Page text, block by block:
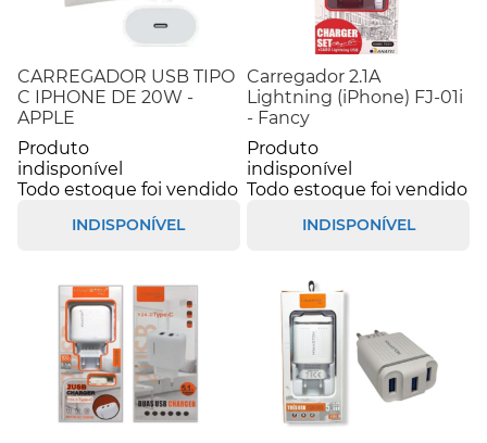
CARREGADOR USB TIPO
C IPHONE DE 20W -
APPLE
Produto
indisponível
Todo estoque foi vendido
INDISPONÍVEL
Carregador 2.1A
Lightning (iPhone) FJ-01i
- Fancy
Produto
indisponível
Todo estoque foi vendido
INDISPONÍVEL